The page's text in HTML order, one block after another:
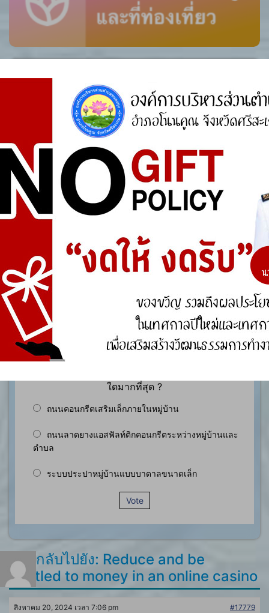
สำนักงานคณะกรรมการป้องกันและปราบปรามการ
ทุจริตแห่งชาติ (ป.ป.ช.)
สำนักงานคณะกรรมการป้องกันและปราบปรามการ
ทุจริตในภาครัฐ
การจัดการความรู้ (KM)
องค์ความรู้ที่สนับสนุน วิสัยทัศน์ พันธกิจ ยุทธศาสตร์
ขององค์กร
องค์ความรู้จากประสบการณ์ที่องค์กรได้สั่งสมมา
องค์ความรู้ที่ใช้แก้ไขปัญหาที่องค์กรประสบอยู่ใน
ปัจจุบัน
องค์ความรู้อื่นๆ ที่เกี่ยวข้องกับการพัฒนาองค์กร
สำรวจความพึงพอใจ
ใดมากที่สุด ?
ถนนคอนกรีตเสริมเล็กภายในหมู่บ้าน
ถนนลาดยางแอสฟัลท์ติกคอนกรีตระหว่างหมู่บ้านและ
ตำบล
ระบบประปาหมู่บ้านแบบบาดาลขนาดเล็ก
Vote
ตอบกลับไปยัง: Reduce and be
entitled to money in an online casino
สิงหาคม 20, 2024 เวลา 7:06 pm
#17779